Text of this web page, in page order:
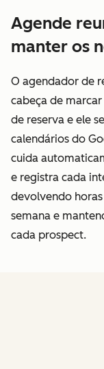
Agende
manter os
O agendador de
cabeça de
de reserva e ele
calendários do
cuida
e registra cada
devolvendo
semana e
cada prospect.